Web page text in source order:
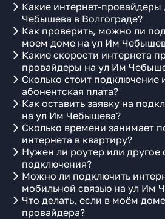
Какие интернет-
Чебышева в Волгограде?
Как проверить, можно ли
моем доме на ул Им
Какие скорости интернета
провайдеры на ул Им
Сколько стоит подключение
абонентская плата?
Как оставить заявку на
на ул Им Чебышева?
Сколько времени занимает
интернета в квартиру?
Нужен ли роутер или другое
подключения?
Можно ли подключить
мобильной связью на ул Им
Что делать, если в моём
провайдера?